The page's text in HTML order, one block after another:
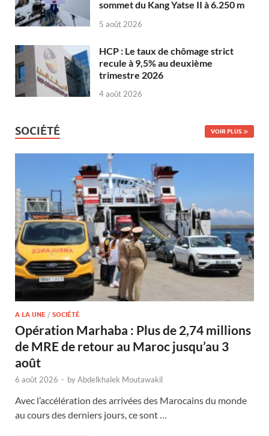
sommet du Kang Yatse II à 6.250 m
5 août 2026
HCP : Le taux de chômage strict
recule à 9,5% au deuxième
trimestre 2026
4 août 2026
SOCIÉTÉ VOIR PLUS
A LA UNE / SOCIÉTÉ
Opération Marhaba : Plus de 2,74 millions
de MRE de retour au Maroc jusqu’au 3
août
6 août 2026 - byAbdelkhalek Moutawakil
Avec l’accélération des arrivées des Marocains du monde
au cours des derniers jours, ce sont …